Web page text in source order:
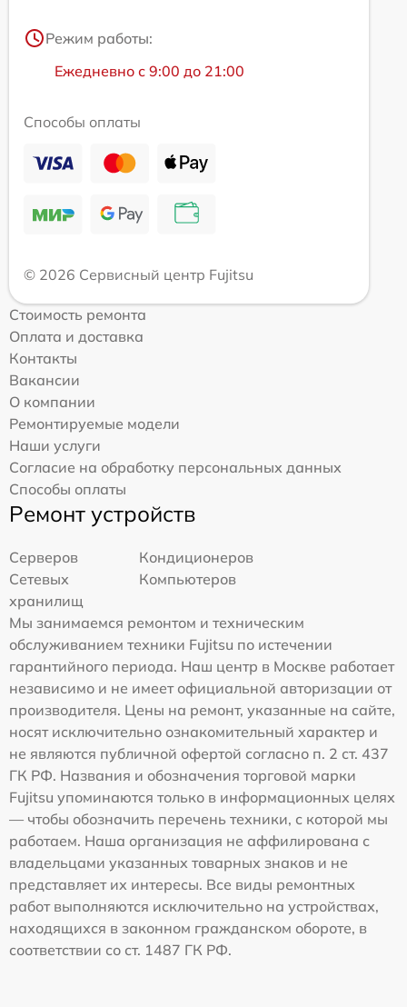
Режим работы:
Ежедневно с 9:00 до 21:00
Способы оплаты
© 2026 Сервисный центр Fujitsu
Стоимость ремонта
Оплата и доставка
Контакты
Вакансии
О компании
Ремонтируемые модели
Наши услуги
Согласие на обработку персональных данных
Способы оплаты
Ремонт устройств
Серверов
Кондиционеров
Сетевых
хранилищ
Компьютеров
Мы занимаемся ремонтом и техническим
обслуживанием техники Fujitsu по истечении
гарантийного периода. Наш центр в Москве работает
независимо и не имеет официальной авторизации от
производителя. Цены на ремонт, указанные на сайте,
носят исключительно ознакомительный характер и
не являются публичной офертой согласно п. 2 ст. 437
ГК РФ. Названия и обозначения торговой марки
Fujitsu упоминаются только в информационных целях
— чтобы обозначить перечень техники, с которой мы
работаем. Наша организация не аффилирована с
владельцами указанных товарных знаков и не
представляет их интересы. Все виды ремонтных
работ выполняются исключительно на устройствах,
находящихся в законном гражданском обороте, в
соответствии со ст. 1487 ГК РФ.